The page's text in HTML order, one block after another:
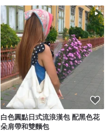
白色圓點日式流浪漢包 配黑色花
朵肩帶和雙麵包